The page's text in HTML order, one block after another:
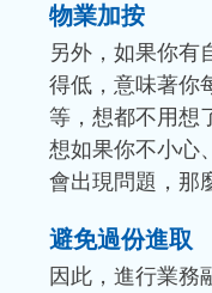
物業加按
另外，如果你有
得低，意味著你
等，想都不用想
想如果你不小心
會出現問題，那
避免過份進取
因此，進行業務